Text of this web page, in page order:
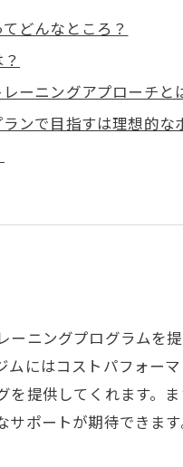
どんなところ？
ーニングアプローチと
ンで目指すは理想的な
ニングプログラムを
にはコストパフォー
提供してくれます。
ポートが期待できま